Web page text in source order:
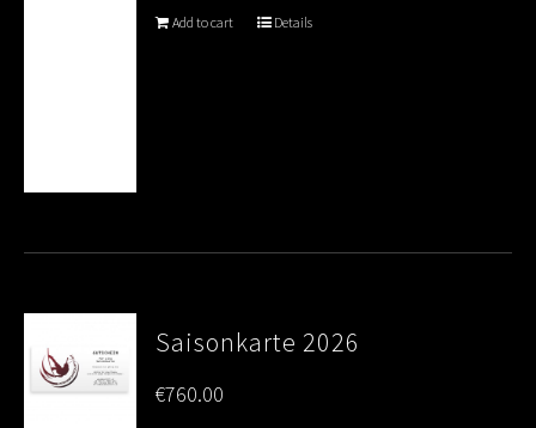
Add to cart Details
Saisonkarte 2026
€760.00